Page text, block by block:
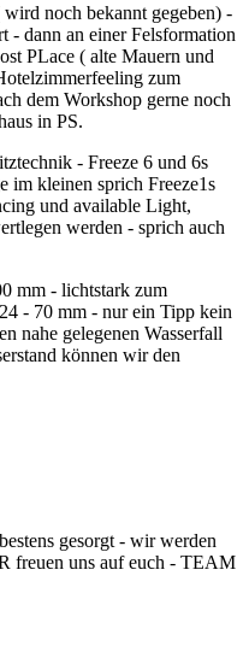
noch bekannt gegeben) -
- dann an einer Felsformation
PLace ( alte Mauern und
zum
dem Workshop gerne noch
in PS.
- Freeze 6 und 6s
im kleinen sprich Freeze1s
und available Light,
werden - sprich auch
mm - lichtstark zum
- 70 mm - nur ein Tipp kein
nahe gelegenen Wasserfall
können wir den
gesorgt - wir werden
freuen uns auf euch - TEAM